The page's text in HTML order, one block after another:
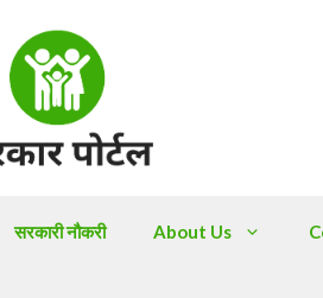
सरकारी नौकरी About Us